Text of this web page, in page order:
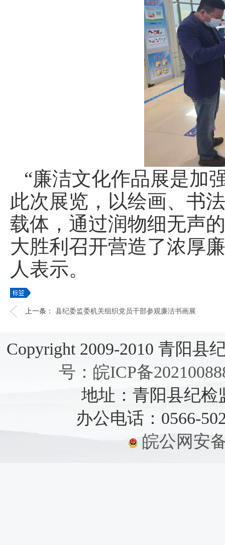
“廉洁文化作品展是加
此次展览，以绘画、书
载体，通过润物细无声
大胜利召开营造了浓厚
人表示。
上一条： 县纪委监委机关组织党员干部参观廉洁书画展
Copyright 2009-2010 青阳县
号：皖ICP备
地址：青阳县纪检
办公电话：0566-
皖公网安